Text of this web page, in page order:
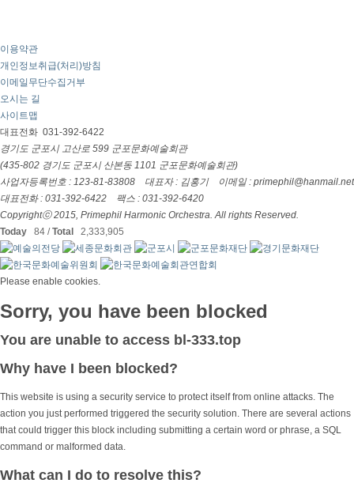
이용약관
개인정보취급(처리)방침
이메일무단수집거부
오시는 길
사이트맵
대표전화 031-392-6422
경기도 군포시 고산로 599 군포문화예술회관
(435-802 경기도 군포시 산본동 1101 군포문화예술회관)
사업자등록번호 : 123-81-83808 대표자 : 김홍기 이메일 : primephil@hanmail.net
대표전화 : 031-392-6422 팩스 : 031-392-6420
Copyrightⓒ 2015, Primephil Harmonic Orchestra. All rights Reserved.
Today
84 /Total 2,333,905
Please enable cookies.
Sorry, you have been blocked
You are unable to access bl-333.top
Why have I been blocked?
This website is using a security service to protect itself from online attacks. The
action you just performed triggered the security solution. There are several actions
that could trigger this block including submitting a certain word or phrase, a SQL
command or malformed data.
What can I do to resolve this?